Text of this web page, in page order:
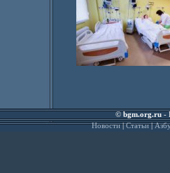
©bgm.org.ru-
Новости|Статьи|